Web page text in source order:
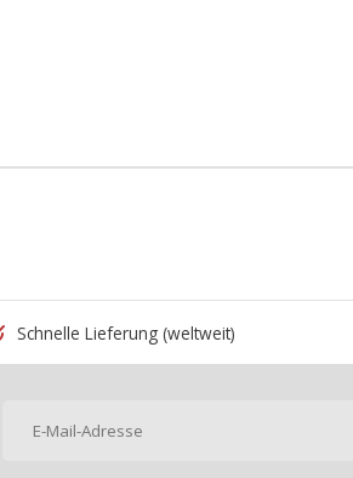
Schnelle Lieferung (weltweit)